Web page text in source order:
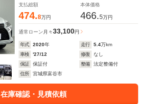
支払総額
474.8万円
本体価格
466.5万円
通常ローン 月々33,100円
年式 2020年 走行 5.4万km
車検
'27/12 修復
なし
保証
保証付 整備
法定整備付
住所
宮城県富谷市
在庫確認・見積依頼